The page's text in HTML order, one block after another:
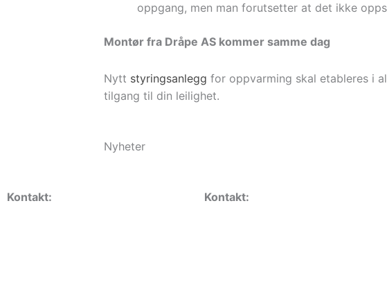
oppgang, men man forutsetter at det ikke
Montør fra Dråpe AS kommer samme dag
Nytt styringsanlegg for oppvarming skal etableres i
tilgang til din leilighet.
Nyheter
Kontakt: Kontakt: